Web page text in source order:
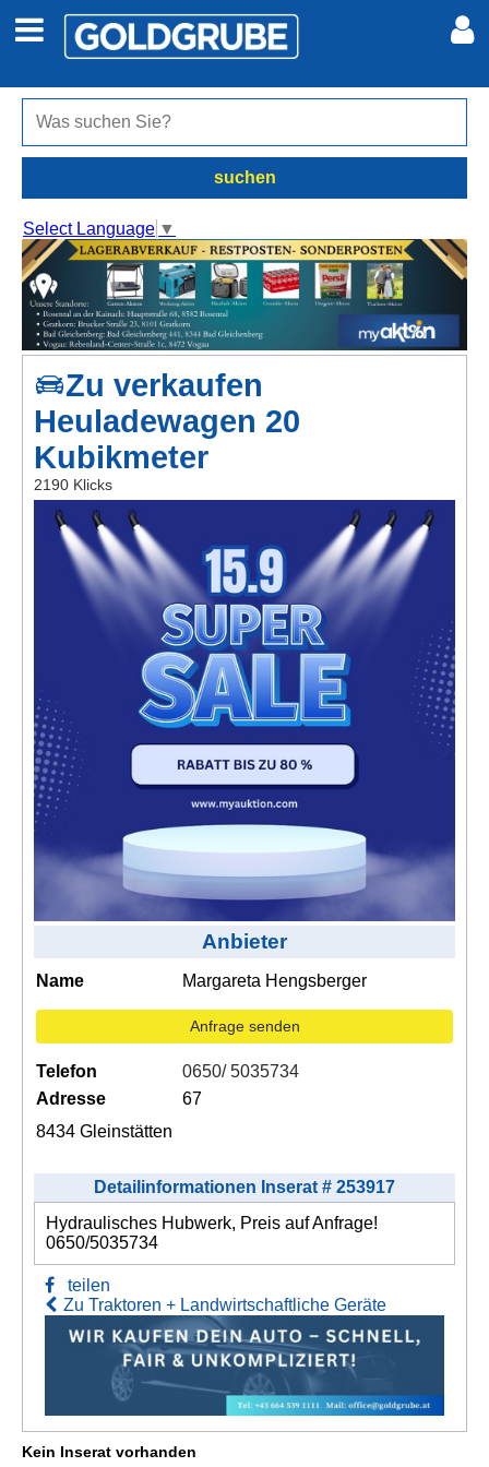
Auto + Motor
Jobs
Marktplatz
Erotik
Auktionen
jetzt inserieren
Kontakt
AGB, Nutzungsbedingungen
Impressum
Meine Inserate
Anmelden
suchen
Select Language ▼
Zu verkaufen
Heuladewagen 20
Kubikmeter
2190 Klicks
Anbieter
Name Margareta Hengsberger
Anfrage senden
Telefon
0650/ 5035734
Adresse
67
8434 Gleinstätten
Detailinformationen Inserat # 253917
Hydraulisches Hubwerk, Preis auf Anfrage!
0650/5035734
teilen
Zu Traktoren + Landwirtschaftliche Geräte
Kein Inserat vorhanden